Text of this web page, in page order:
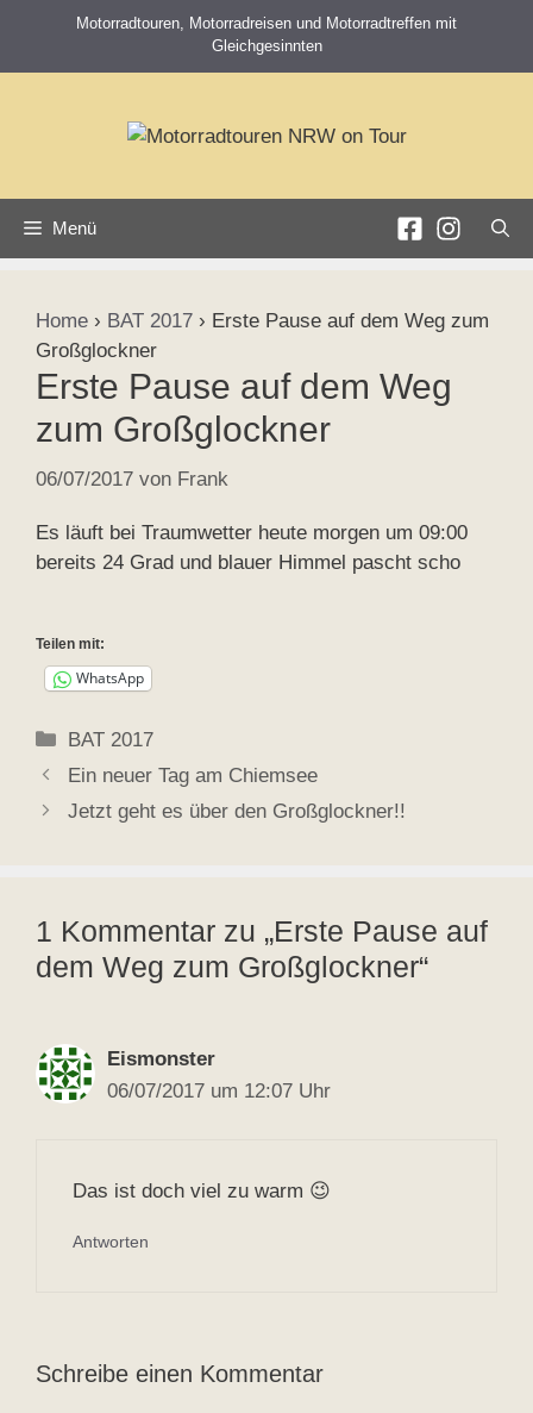
springen
Motorradtouren, Motorradreisen und Motorradtreffen mit
Gleichgesinnten
Menü
Home › BAT 2017 › Erste Pause auf dem Weg zum
Großglockner
Erste Pause auf dem Weg
zum Großglockner
06/07/2017 von Frank
Es läuft bei Traumwetter heute morgen um 09:00
bereits 24 Grad und blauer Himmel pascht scho
Teilen mit:
WhatsApp
Kategorien
BAT 2017
Ein neuer Tag am Chiemsee
Jetzt geht es über den Großglockner!!
1 Kommentar zu „Erste Pause auf
dem Weg zum Großglockner“
Eismonster
06/07/2017 um 12:07 Uhr
Das ist doch viel zu warm 😉
Antworten
Schreibe einen Kommentar